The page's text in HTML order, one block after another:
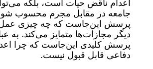
اعدام ناقض حیات است، بلکه
جامعه در مقابل مجرم محسوب
پرسش این‌جاست که چه چیزی عمل
دیگر مجازات‌ها متمایز می‌کند. به
پرسش کلیدی این‌جاست که چرا
دفاعی قابل قبول نیست.